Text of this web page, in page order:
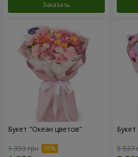
Заказать
Букет "Океан цветов"
1 399 грн 5 537